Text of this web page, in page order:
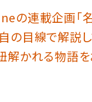
の連載企画「名
の目線で解説し
かれる物語を